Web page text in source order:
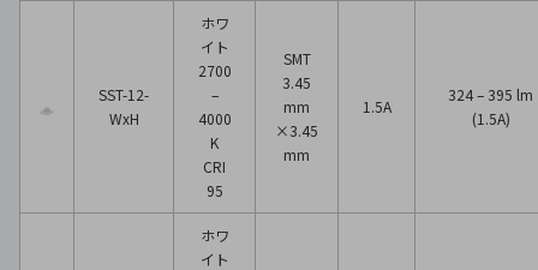
SST-12-
WxH
ホワ
イト
2700
–
4000
K
CRI
95
SMT
3.45
mm
×3.45
mm
1.5A
324 – 395 lm
(1.5A)
ホワ
イト